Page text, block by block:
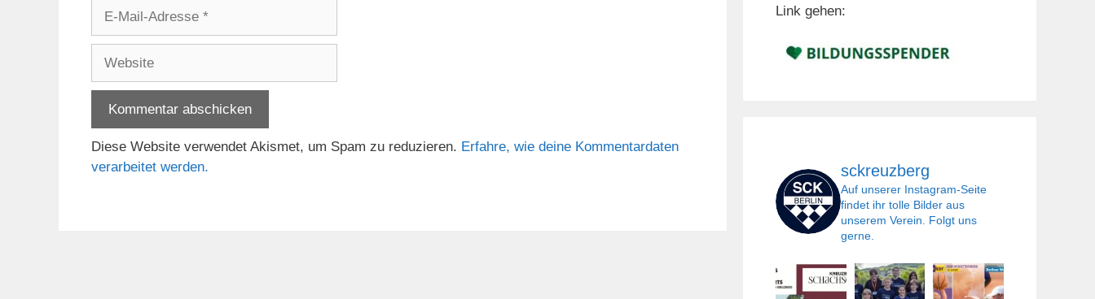
Adresse
Diese Website verwendet Akismet, um Spam zu reduzieren. Erfahre, wie deine Kommentardaten
verarbeitet werden.
Link gehen:
sckreuzberg
Auf unserer Instagram-Seite
findet ihr tolle Bilder aus
unserem Verein. Folgt uns
gerne.